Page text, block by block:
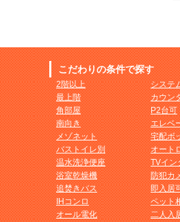
こだわりの条件で探す
2階以上
最上階
角部屋
南向き
メゾネット
バストイレ別
温水洗浄便座
浴室乾燥機
追焚きバス
IHコンロ
オール電化
システ
カウン
P2台可
エレベ
宅配ボ
オート
TVイン
防犯カ
即入居
ペット
二人入